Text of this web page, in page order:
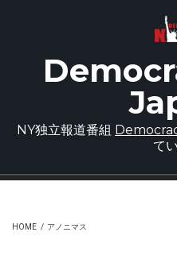
NY独立報道番組
て
HOME / アノニマス